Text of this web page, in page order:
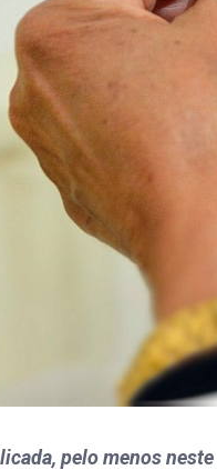
pelo menos